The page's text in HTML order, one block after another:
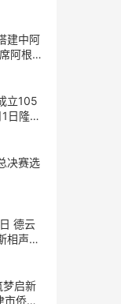
建中阿
阿根廷
立105
日隆重
决赛选
德云
相声专
美风
梦启新
侨界